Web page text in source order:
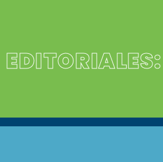
EDITORIALES: